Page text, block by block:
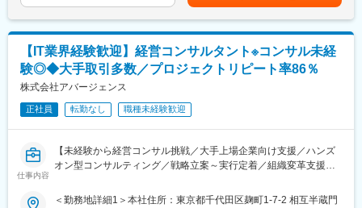
アバージェンスが現場で培った「事業成果を生み出すノウハウ」
を蒸留・構造化した、超実践的な研修を提供します。座学の知識
提供にとどまらず、実際の事業成果に直結するスキル習得を支援
します。
■担当エリア・働き方：
・勤務スタイル： ハンズオン型支援のため、クライアント先（企
業のオフィスや工場、拠点など）への常駐が基本となります。
■業務詳細：
プロジェクト期間（数ヶ月～半年程度）は、基本的にクライアン
ト先へ常駐し以下のフェーズを推進。
1. 調査・分析・戦略策定（診断フェーズ）
2. 実行支援・行動変容（実行フェーズ）
3. 検証・定着化（定着フェーズ）
■主なプロジェクトテーマ・ソリューション：
クライアントの課題に合わせて、以下のプログラムを組み合わせ
◇成果創出プログラム：
せ■賞与：業績に応じて賃金はあくまでも目安の金額であり、選考
を通じて上下する可能性があります。月給(月額)は固定手当を含め
た表記です。
【IT業界経験歓迎】経営コンサルタント※コンサル未経
験◎◆大手取引多数／プロジェクトリピート率86％
株式会社アバージェンス
正社員 転勤なし 職種未経験歓迎
仕事内容
【未経験から経営コンサル挑戦／大手上場企業向け支援／ハンズ
オン型コンサルティング／戦略立案～実行定着／組織変革支援／
／高い成長環境】
＜勤務地詳細1＞本社住所：東京都千代田区麹町1-7-2 相互半蔵門